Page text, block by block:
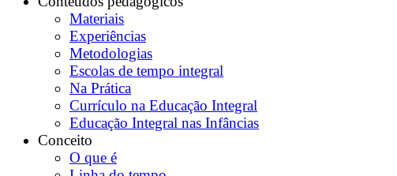
Materiais
Experiências
Metodologias
Escolas de tempo integral
Na Prática
Currículo na Educação Integral
Educação Integral nas Infâncias
Conceito
O que é